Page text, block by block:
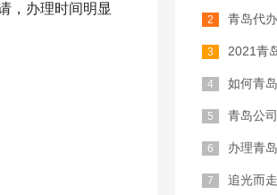
，办理时间明显
青岛代
2021青
如何青岛
青岛公
办理青岛
追光而走